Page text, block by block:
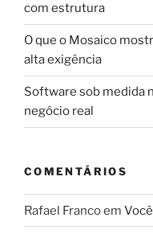
com estrutura
O que o Mosaico
alta exigência
Software sob medida
negócio real
COMENTÁRIOS
Rafael Francoem